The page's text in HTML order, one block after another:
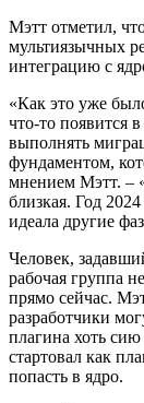
Мэтт отметил,
мультиязычных
интеграцию с
«Как это уже
что-то появится
выполнять
фундаментом,
мнением Мэтт. –
близкая. Год
идеала другие
Человек,
рабочая группа
прямо сейчас.
разработчики
плагина хоть сию
стартовал как
попасть в ядро.